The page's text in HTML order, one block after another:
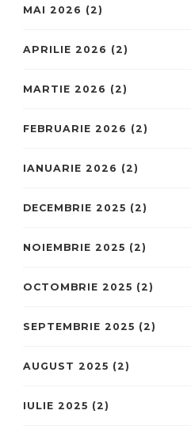
MAI 2026 (2)
APRILIE 2026 (2)
MARTIE 2026 (2)
FEBRUARIE 2026 (2)
IANUARIE 2026 (2)
DECEMBRIE 2025 (2)
NOIEMBRIE 2025 (2)
OCTOMBRIE 2025 (2)
SEPTEMBRIE 2025 (2)
AUGUST 2025 (2)
IULIE 2025 (2)